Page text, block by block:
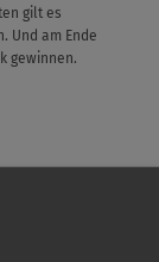
gilt es
Und am Ende
gewinnen.